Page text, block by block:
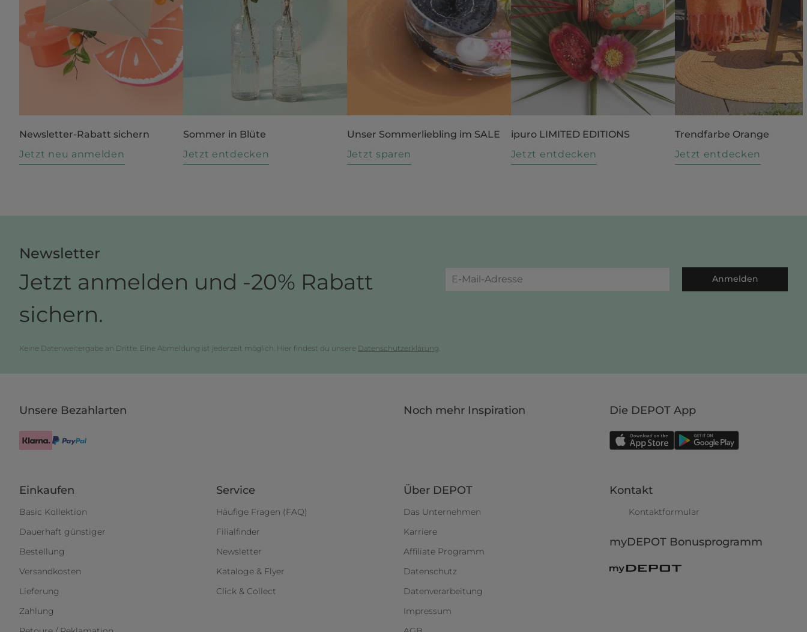
Newsletter-Rabatt sichern
Jetzt neu anmelden
Sommer in Blüte
Jetzt entdecken
Unser Sommerliebling im SALE
Jetzt sparen
ipuro LIMITED EDITIONS
Jetzt entdecken
Trendfarbe Orange
Jetzt entdecken
Newsletter
Jetzt anmelden und -20% Rabatt
sichern.
Anmelden
Keine Datenweitergabe an Dritte. Eine Abmeldung ist jederzeit möglich. Hier findest du unsere Datenschutzerklärung.
Unsere Bezahlarten Noch mehr Inspiration Die DEPOT App
Einkaufen
Basic Kollektion
Dauerhaft günstiger
Bestellung
Versandkosten
Lieferung
Zahlung
Service
Häufige Fragen (FAQ)
Filialfinder
Newsletter
Kataloge & Flyer
Click & Collect
Über DEPOT
Das Unternehmen
Karriere
Affiliate Programm
Datenschutz
Datenverarbeitung
Impressum
Kontakt
Kontaktformular
myDEPOT Bonusprogramm